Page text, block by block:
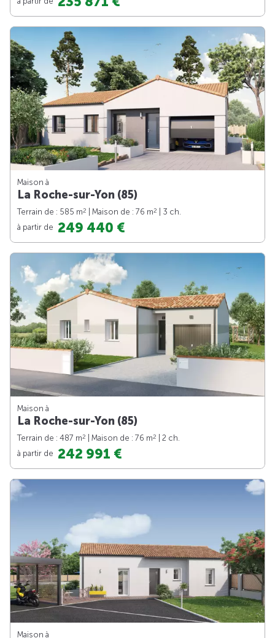
Maison à
La Roche-sur-Yon (85)
Terrain de : 585 m2 | Maison de : 76 m2
| 3 ch.
à partir de 249 440 €
Maison à
La Roche-sur-Yon (85)
Terrain de : 487 m2 | Maison de : 76 m2
| 2 ch.
à partir de 242 991 €
Maison à